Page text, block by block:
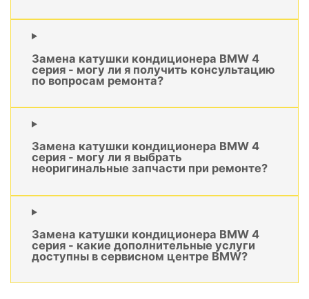
Замена катушки кондиционера BMW 4
серия - могу ли я получить консультацию
по вопросам ремонта?
Замена катушки кондиционера BMW 4
серия - могу ли я выбрать
неоригинальные запчасти при ремонте?
Замена катушки кондиционера BMW 4
серия - какие дополнительные услуги
доступны в сервисном центре BMW?